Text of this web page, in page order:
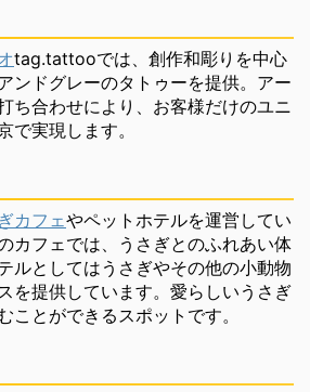
tag.tattooでは、創作和彫りを中心
ンドグレーのタトゥーを提供。アー
ち合わせにより、お客様だけのユニ
で実現します。
カフェやペットホテルを運営してい
カフェでは、うさぎとのふれあい体
ルとしてはうさぎやその他の小動物
を提供しています。愛らしいうさぎ
ことができるスポットです。